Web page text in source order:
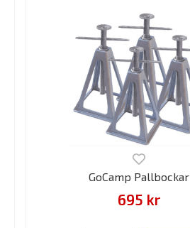
GoCamp Pallbockar
695 kr